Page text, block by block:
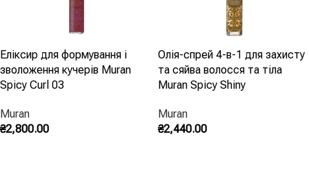
Так, це і є його сценарій: щоденний фініш, що не
накопичується і не потребує глибокого очищення.
Еліксир для формування і
зволоження кучерів Muran
Spicy Curl 03
Muran
₴2,800.00
Олія-спрей 4-в-1 для захисту
та сяйва волосся та тіла
Muran Spicy Shiny
Muran
₴2,440.00